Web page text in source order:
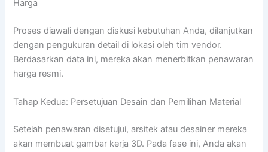
Harga
Proses diawali dengan diskusi kebutuhan Anda, dilanjutkan
dengan pengukuran detail di lokasi oleh tim vendor.
Berdasarkan data ini, mereka akan menerbitkan penawaran
harga resmi.
Tahap Kedua: Persetujuan Desain dan Pemilihan Material
Setelah penawaran disetujui, arsitek atau desainer mereka
akan membuat gambar kerja 3D. Pada fase ini, Anda akan